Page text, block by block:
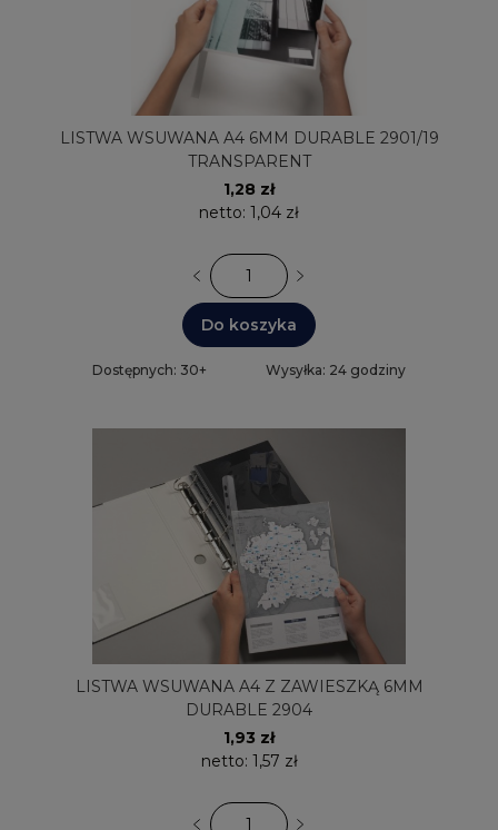
LISTWA WSUWANA A4 6MM DURABLE 2901/19
TRANSPARENT
1,28 zł
netto: 1,04 zł
Do koszyka
Dostępnych: 30+ Wysyłka: 24 godziny
LISTWA WSUWANA A4 Z ZAWIESZKĄ 6MM
DURABLE 2904
1,93 zł
netto: 1,57 zł